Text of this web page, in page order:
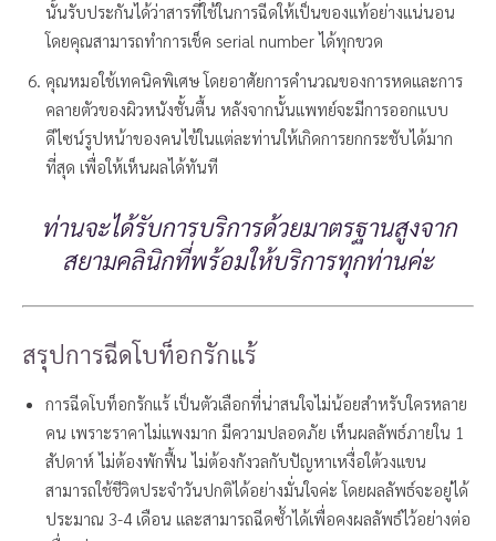
นั้นรับประกันได้ว่าสารที่ใช้ในการฉีดให้เป็นของแท้อย่างแน่นอน
โดยคุณสามารถทำการเช็ค serial number ได้ทุกขวด
คุณหมอใช้เทคนิคพิเศษ โดยอาศัยการคำนวณของการหดและการ
คลายตัวของผิวหนังชั้นตื้น หลังจากนั้นแพทย์จะมีการออกแบบ
ดีไซน์รูปหน้าของคนไข้ในแต่ละท่านให้เกิดการยกกระชับได้มาก
ที่สุด เพื่อให้เห็นผลได้ทันที
ท่านจะได้รับการบริการด้วยมาตรฐานสูงจาก
สยามคลินิกที่พร้อมให้บริการทุกท่านค่ะ
สรุปการฉีดโบท็อกรักแร้
การฉีดโบท็อกรักแร้ เป็นตัวเลือกที่น่าสนใจไม่น้อยสำหรับใครหลาย
คน เพราะราคาไม่แพงมาก มีความปลอดภัย เห็นผลลัพธ์ภายใน 1
สัปดาห์ ไม่ต้องพักฟื้น ไม่ต้องกังวลกับปัญหาเหงื่อใต้วงแขน
สามารถใช้ชีวิตประจำวันปกติได้อย่างมั่นใจค่ะ โดยผลลัพธ์จะอยู่ได้
ประมาณ 3-4 เดือน และสามารถฉีดซ้ำได้เพื่อคงผลลัพธ์ไว้อย่างต่อ